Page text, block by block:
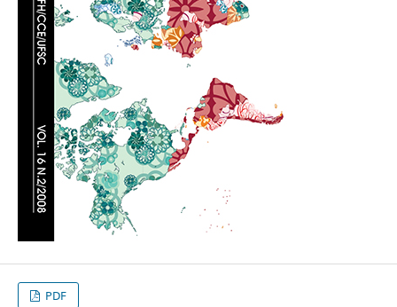
PDF